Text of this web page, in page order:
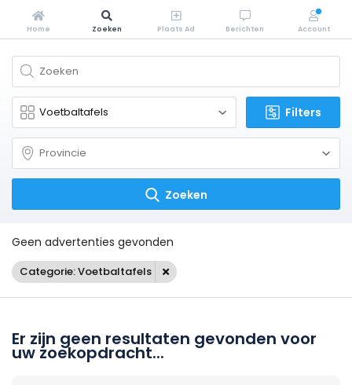
Filters
Zoeken
Geen advertenties gevonden
Categorie: Voetbaltafels
Er zijn geen resultaten gevonden voor
uw zoekopdracht...
Home Zoeken Plaats Ad Berichten Account